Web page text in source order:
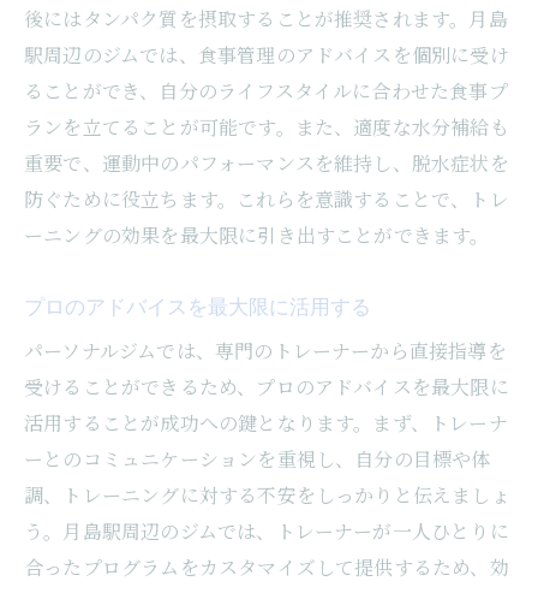
後にはタンパク質を摂取することが推奨されます。月島
駅周辺のジムでは、食事管理のアドバイスを個別に受け
ることができ、自分のライフスタイルに合わせた食事プ
ランを立てることが可能です。また、適度な水分補給も
重要で、運動中のパフォーマンスを維持し、脱水症状を
防ぐために役立ちます。これらを意識することで、トレ
ーニングの効果を最大限に引き出すことができます。
プロのアドバイスを最大限に活用する
パーソナルジムでは、専門のトレーナーから直接指導を
受けることができるため、プロのアドバイスを最大限に
活用することが成功への鍵となります。まず、トレーナ
ーとのコミュニケーションを重視し、自分の目標や体
調、トレーニングに対する不安をしっかりと伝えましょ
う。月島駅周辺のジムでは、トレーナーが一人ひとりに
合ったプログラムをカスタマイズして提供するため、効